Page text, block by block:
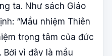
ta. Như sách Giáo
“Mầu nhiệm Thiên
trọng tâm của đức
vì đây là mầu